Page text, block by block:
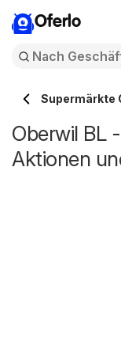
Oferlo
Supermärkte
Oberwil BL
Aktionen